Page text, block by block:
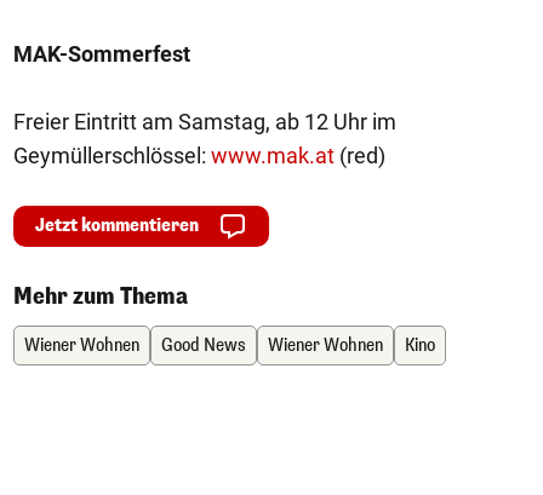
MAK-Sommerfest
Freier Eintritt am Samstag, ab 12 Uhr im
Geymüllerschlössel: www.mak.at (red)
Jetzt kommentieren
Mehr zum Thema
Wiener Wohnen Good News Wiener Wohnen Kino